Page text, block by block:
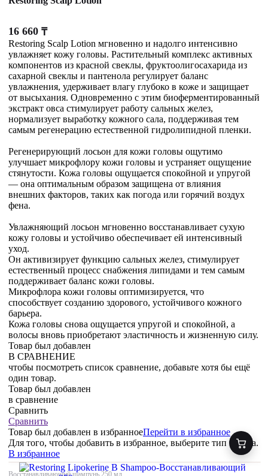
16 660 ₸
Restoring Scalp Lotion мгновенно и надолго интенсивно
увлажняет кожу головы. Растительный комплекс активных
компонентов из красной свеклы, фруктоолигосахарида из
сахарной свеклы и пантенола регулирует баланс
увлажнения, удерживает влагу глубоко в коже и защищает
от высыхания. Одновременно с этим биоферментированный
экстракт овса стимулирует работу сальных желез,
нормализует выработку кожного сала, поддерживая тем
самым регенерацию естественной гидролипидной пленки.
Регенерирующий лосьон для кожи головы ощутимо
улучшает микрофлору кожи головы и устраняет ощущение
стянутости. Кожа головы ощущается спокойной и упругой
— она оптимальным образом защищена от влияния
внешних факторов, таких как погода или горячий воздух
фена.
Увлажняющий лосьон мгновенно восстанавливает сухую
кожу головы и устойчиво обеспечивает ей интенсивный
уход.
Он активизирует функцию сальных желез, стимулирует
естественный процесс снабжения липидами и тем самым
поддерживает баланс кожи головы.
Микрофлора кожи головы оптимизируется, что
способствует созданию здорового, устойчивого кожного
барьера.
Кожа головы снова ощущается упругой и спокойной, а
волосы вновь приобретают эластичность и жизненную силу.
Товар был добавлен
В СРАВНЕНИЕ
чтобы посмотреть список сравнение, добавьте хотя бы ещё
один товар.
Товар был добавлен
в сравнение
Сравнить
Сравнить
Товар был добавлен в избранноеПерейти в избранное
Для того, чтобы добавить в избранное, выберите тип товара.
В избранное
Восстанавливающий шампунь,250 мл